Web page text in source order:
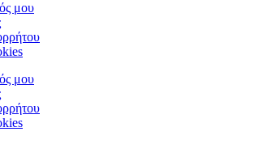
μου
μου